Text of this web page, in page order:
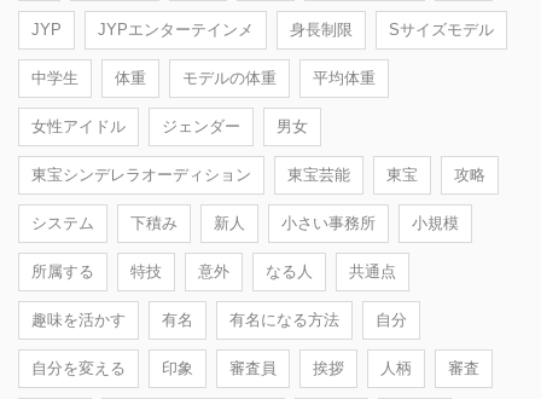
JYP JYPエンターテインメ 身長制限 Sサイズモデル
中学生 体重 モデルの体重 平均体重
女性アイドル ジェンダー 男女
東宝シンデレラオーディション 東宝芸能 東宝 攻略
システム 下積み 新人 小さい事務所 小規模
所属する 特技 意外 なる人 共通点
趣味を活かす 有名 有名になる方法 自分
自分を変える 印象 審査員 挨拶 人柄 審査